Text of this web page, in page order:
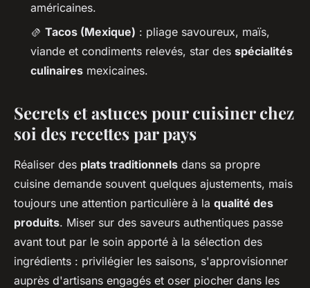
américaines.
🫔 Tacos (Mexique) : pliage savoureux, maïs,
viande et condiments relevés, star des spécialités
culinaires mexicaines.
Secrets et astuces pour cuisiner chez
soi des recettes par pays
Réaliser des plats traditionnels dans sa propre
cuisine demande souvent quelques ajustements, mais
toujours une attention particulière à la qualité des
produits. Miser sur des saveurs authentiques passe
avant tout par le soin apporté à la sélection des
ingrédients : privilégier les saisons, s'approvisionner
auprès d'artisans engagés et oser piocher dans les